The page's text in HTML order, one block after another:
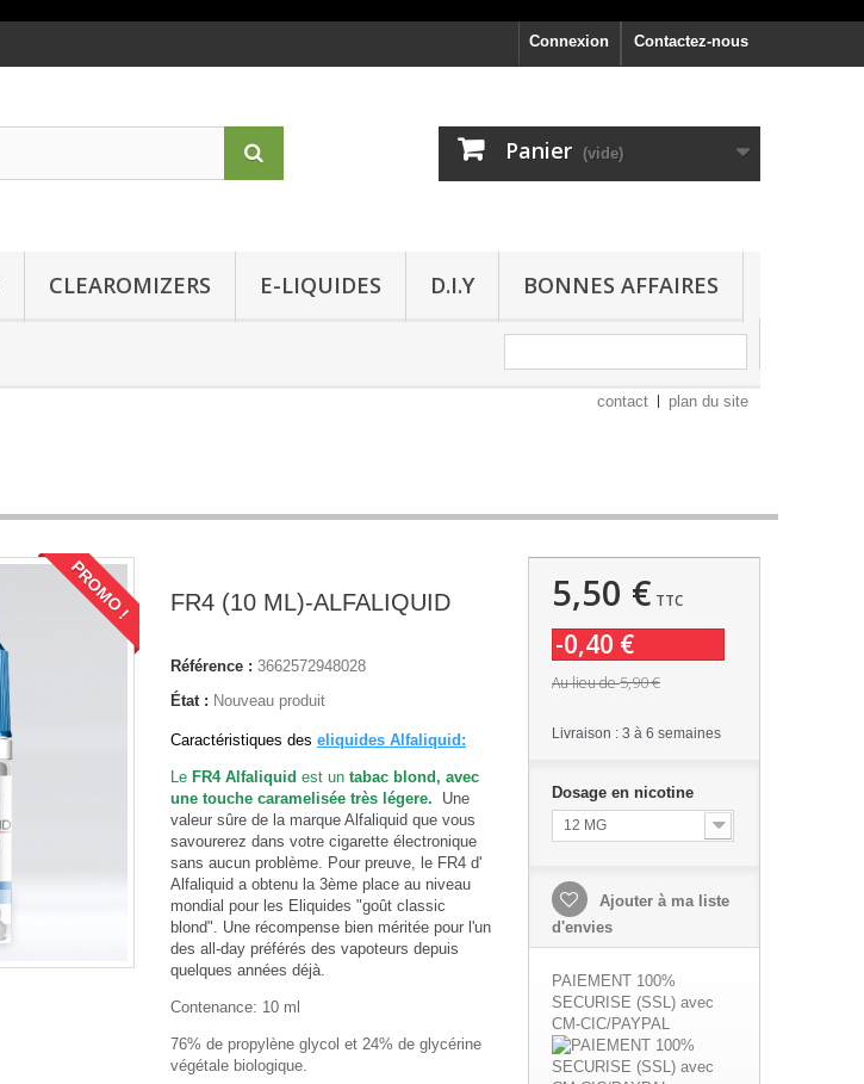
Contactez-nous
Connexion
Panier (vide)
CLEAROMIZERS E-LIQUIDES D.I.Y BONNES AFFAIRES
contact plan du site
PROMO ! FR4 (10 ML)-ALFALIQUID
Référence : 3662572948028
État : Nouveau produit
Caractéristiques des eliquides Alfaliquid :
Le FR4 Alfaliquid est un tabac blond, avec
une touche caramelisée très légere. Une
valeur sûre de la marque Alfaliquid que vous
savourerez dans votre cigarette électronique
sans aucun problème. Pour preuve, le FR4 d'
Alfaliquid a obtenu la 3ème place au niveau
mondial pour les Eliquides "goût classic
blond". Une récompense bien méritée pour l'un
des all-day préférés des vapoteurs depuis
quelques années déjà.
Contenance: 10 ml
76% de propylène glycol et 24% de glycérine
végétale biologique.
5,50 € TTC
-0,40 €
Au lieu de5,90 €
Livraison : 3 à 6 semaines
Dosage en nicotine
12 MG
Ajouter à ma liste
d'envies
PAIEMENT 100%
SECURISE (SSL) avec
CM-CIC/PAYPAL